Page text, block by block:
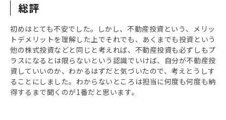
総評
初めはとても不安でした。しかし、不動産投資という、メリッ
トデメリットを理解した上でそれでも、あくまでも投資という
他の株式投資などと同じと考えれば、不動産投資も必ずしもプ
ラスになるとは限らないという認識でいけば、自分が不動産投
資していいのか、わかるはずだと気づいたので、考えとうしす
ることにしました。わからないところは担当に何度も何度も納
得するまで聞くのが1番だと思います。